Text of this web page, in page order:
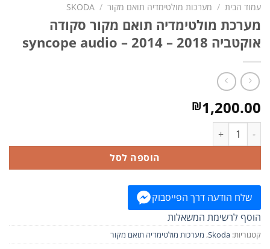
עמוד הבית / מערכות מולטימדיה תואם מקור /
SKODA
מערכת מולטימדיה תואם מקור סקודה
אוקטביה syncope audio – 2014 – 2018
₪1,200.00
כמות של מערכת מולטימדיה תואם מקור סקודה אוקטביה syncope audio – 2014 - 2018
הוספה לסל
שלח הודעה דרך הפייסבוק
הוסף לרשימת המשאלות
קטגוריות: Skoda
, מערכות מולטימדיה תואם מקור